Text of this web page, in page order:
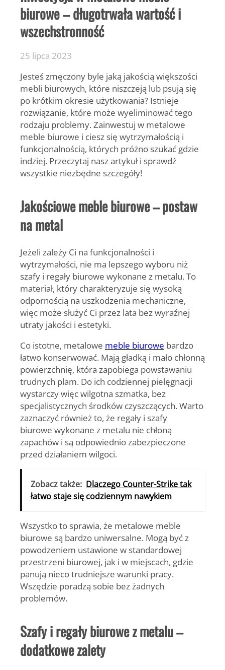
biurowe – długotrwała wartość i
wszechstronność
25 lipca 2023
Jesteś zmęczony byle jaką jakością większości
mebli biurowych, które niszczeją lub psują się
po krótkim okresie użytkowania? Istnieje
rozwiązanie, które może wyeliminować tego
rodzaju problemy. Zainwestuj w metalowe
meble biurowe i ciesz się wytrzymałością i
funkcjonalnością, których próżno szukać gdzie
indziej. Przeczytaj nasz artykuł i sprawdź
wszystkie niezbędne szczegóły!
Jakościowemeble biurowe– postaw
na metal
Jeżeli zależy Ci na funkcjonalności i
wytrzymałości, nie ma lepszego wyboru niż
szafy i regały biurowe wykonane z metalu. To
materiał, który charakteryzuje się wysoką
odpornością na uszkodzenia mechaniczne,
więc może służyć Ci przez lata bez wyraźnej
utraty jakości i estetyki.
Co istotne, metalowe meble biurowe bardzo
łatwo konserwować. Mają gładką i mało chłonną
powierzchnię, która zapobiega powstawaniu
trudnych plam. Do ich codziennej pielęgnacji
wystarczy więc wilgotna szmatka, bez
specjalistycznych środków czyszczących. Warto
zaznaczyć również to, że regały i szafy
biurowe wykonane z metalu nie chłoną
zapachów i są odpowiednio zabezpieczone
przed działaniem wilgoci.
Zobacz także: Dlaczego Counter-Strike tak
łatwo staje się codziennym nawykiem
Wszystko to sprawia, że metalowe meble
biurowe są bardzo uniwersalne. Mogą być z
powodzeniem ustawione w standardowej
przestrzeni biurowej, jak i w miejscach, gdzie
panują nieco trudniejsze warunki pracy.
Wszędzie poradzą sobie bez żadnych
problemów.
Szafy iregały biurowez metalu –
dodatkowe zalety